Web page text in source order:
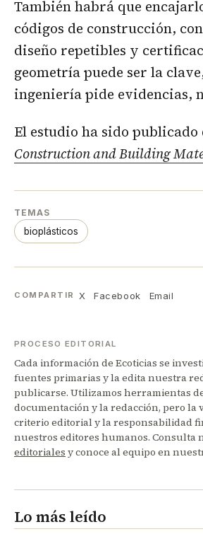
También habrá que
códigos de construcción,
diseño repetibles y
geometría puede ser la
ingeniería pide evidencias,
El estudio ha sido
Construction and Building
TEMAS
bioplásticos
COMPARTIR X Facebook Email
PROCESO EDITORIAL
Cada información de Ecoticias se
fuentes primarias y la edita nuestra
publicarse. Utilizamos herramientas
documentación y la redacción, pero la
criterio editorial y la responsabilidad
nuestros editores humanos. Consulta
editoriales y conoce al equipo en
Lo más leído